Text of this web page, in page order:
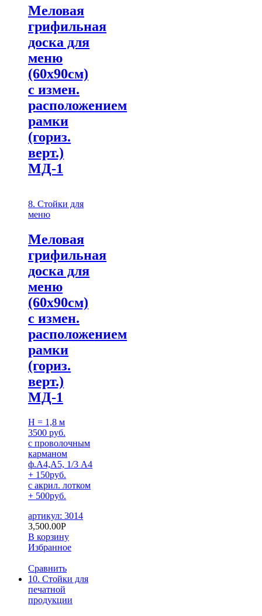
Меловая
грифильная
доска для
меню
(60х90см)
с измен.
расположением
рамки
(гориз.
верт.)
МД-1
8. Стойки для
меню
Меловая
грифильная
доска для
меню
(60х90см)
с измен.
расположением
рамки
(гориз.
верт.)
МД-1
H = 1,8 м
3500 руб.
с проволочным
карманом
ф.А4,А5, 1/3 А4
+ 150руб.
с акрил. лотком
+ 500руб.
артикул: 3014
3,500.00Р
В корзину
Избранное
Сравнить
10. Стойки для
печатной
продукции